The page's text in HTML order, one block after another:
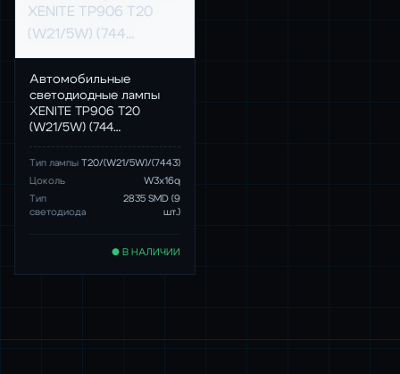
Автомобильные
светодиодные лампы
XENITE TP906 T20
(W21/5W) (744…
Тип лампы T20/(W21/5W)/(7443)
Цоколь
W3x16q
Тип
светодиода
2835 SMD (9
шт.)
● В НАЛИЧИИ